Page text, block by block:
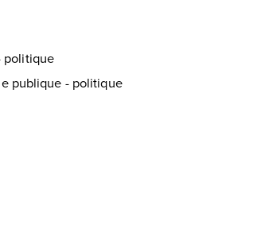
politique
publique - politique